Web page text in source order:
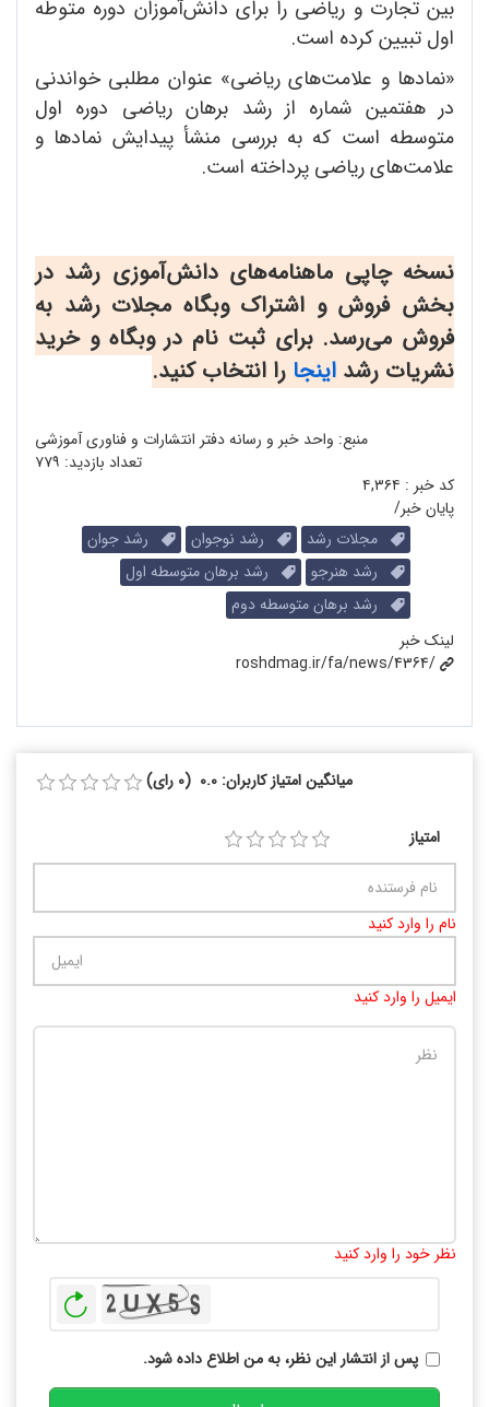
بین تجارت و ریاضی را برای دانش‌آموزان دوره متوطه
اول تبیین کرده است.
«نمادها و علامت‌های ریاضی» عنوان مطلبی خواندنی
در هفتمین شماره از رشد برهان ریاضی دوره اول
متوسطه است که به بررسی منشأ پیدایش نمادها و
علامت‌های ریاضی پرداخته است.
نسخه چاپی ماهنامه‌های دانش‌آموزی رشد در
بخش فروش و اشتراک وبگاه مجلات رشد به
فروش می‌رسد. برای ثبت نام در وبگاه و خرید
نشریات رشد اینجا را انتخاب کنید.
منبع: واحد خبر و رسانه دفتر انتشارات و فناوری آموزشی
تعداد بازدید: ۷۷۹
کد خبر : ۴,۳۶۴
پایان خبر/
مجلات رشد
رشد نوجوان
رشد جوان
رشد هنرجو
رشد برهان متوسطه اول
رشد برهان متوسطه دوم
لینک خبر
roshdmag.ir/fa/news/4364/
میانگین امتیاز کاربران: 0.0 (0 رای)
امتیاز
نام را وارد کنید
ایمیل را وارد کنید
نظر خود را وارد کنید
پس از انتشار این نظر، به من اطلاع داده شود.